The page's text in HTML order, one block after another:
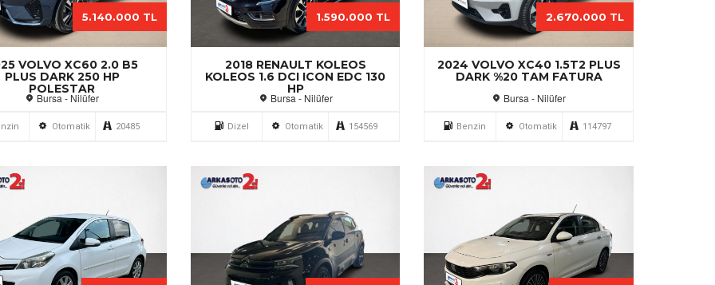
VOLVO XC60 2.0 B5
PLUS DARK 250 HP
POLESTAR
Bursa - Nilüfer
5.140.000 TL
Otomatik 20485
2018 RENAULT KOLEOS
KOLEOS 1.6 DCI ICON EDC 130
HP
Bursa - Nilüfer
1.590.000 TL
Dizel Otomatik 154569
2024 VOLVO XC40 1.5T2 PLUS
DARK %20 TAM FATURA
Bursa - Nilüfer
2.670.000 TL
Benzin Otomatik 114797